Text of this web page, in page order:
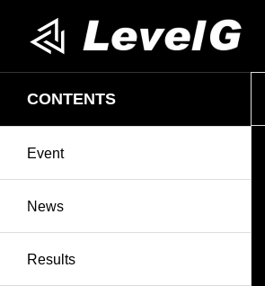
CONTENTS
Event
News
Results